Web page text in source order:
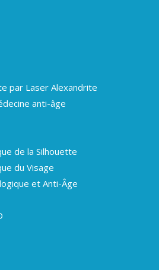
par Laser Alexandrite
anti-âge
de la Silhouette
du Visage
et Anti-Âge